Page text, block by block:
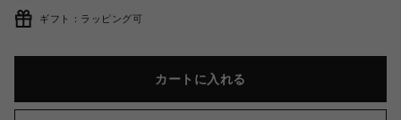
ギフト：ラッピング可
カートに入れる